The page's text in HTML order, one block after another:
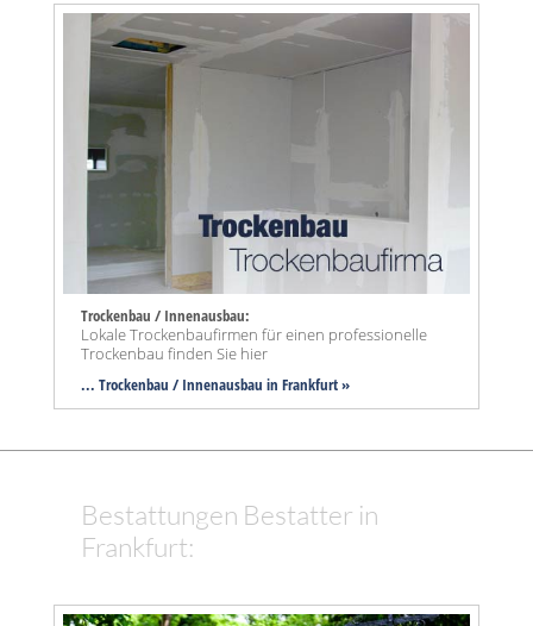
Trockenbau / Innenausbau:
Lokale Trockenbaufirmen für einen professionelle
Trockenbau finden Sie hier
... Trockenbau / Innenausbau in Frankfurt »
Bestattungen Bestatter in
Frankfurt: